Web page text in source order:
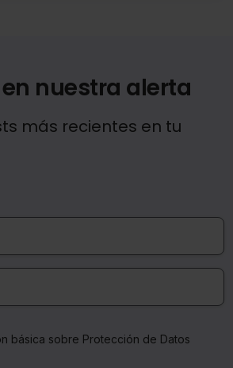
nuestra alerta
más recientes en tu
básica sobre Protección de Datos